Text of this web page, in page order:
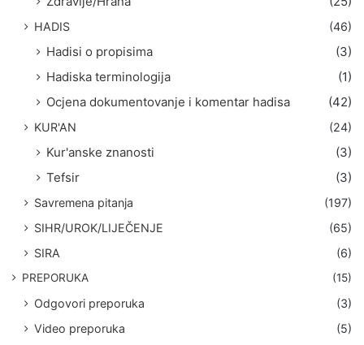
HADIS (46)
Hadisi o propisima
(3)
Hadiska terminologija
(1)
Ocjena dokumentovanje i komentar hadisa
(42)
KUR'AN (24)
Kur'anske znanosti
(3)
Tefsir
(3)
Savremena pitanja
(197)
SIHR/UROK/LIJEČENJE
(65)
SIRA
(6)
PREPORUKA (15)
Odgovori preporuka
(3)
Video preporuka
(5)